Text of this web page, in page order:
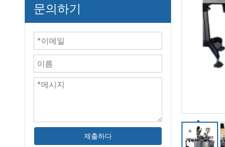
문의하기
제출하다